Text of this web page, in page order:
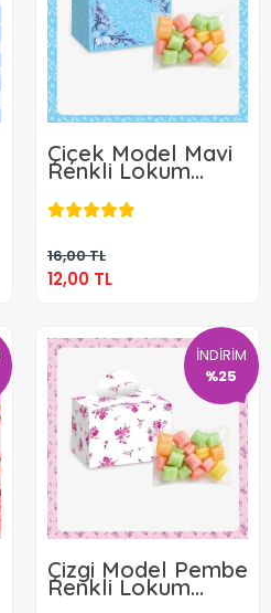
Çiçek Model Mavi
Renkli Lokum
Kutusu ve Mevlüt
Şekeri
16,00 TL
12,00 TL
12,00 TL
İNDİRİM
%25
Çizgi Model Pembe
Renkli Lokum
Kutusu ve Mevlüt